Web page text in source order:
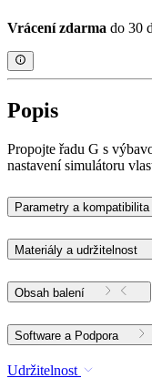
Vrácení zdarma do 30
Popis
Propojte řadu G s
nastavení simulátoru
Parametry a kompatibilita
Materiály a udržitelnost
Obsah balení
Software a Podpora
Udržitelnost